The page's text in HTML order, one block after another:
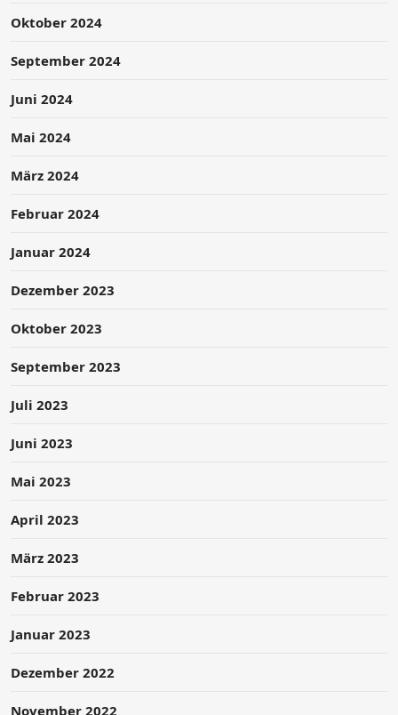
Oktober 2024
September 2024
Juni 2024
Mai 2024
März 2024
Februar 2024
Januar 2024
Dezember 2023
Oktober 2023
September 2023
Juli 2023
Juni 2023
Mai 2023
April 2023
März 2023
Februar 2023
Januar 2023
Dezember 2022
November 2022